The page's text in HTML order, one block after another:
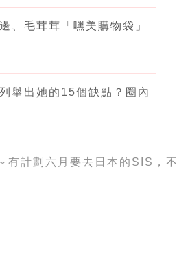
、毛茸茸「嘿美購物袋」
舉出她的15個缺點？圈內
有計劃六月要去日本的SIS，不